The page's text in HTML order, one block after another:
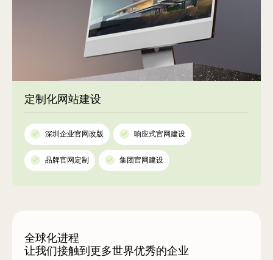
定制化网站建设
深圳企业官网改版 响应式官网建设
品牌官网定制 集团官网建设
全球化进程
让我们接触到更多世界优秀的企业